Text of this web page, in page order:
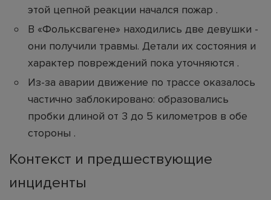
этой цепной реакции начался пожар .
В «Фольксвагене» находились две девушки -
они получили травмы. Детали их состояния и
характер повреждений пока уточняются .
Из-за аварии движение по трассе оказалось
частично заблокировано: образовались
пробки длиной от 3 до 5 километров в обе
стороны .
Контекст и предшествующие
инциденты